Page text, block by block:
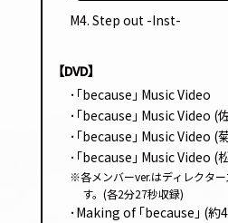
レーM4. Step out -Inst-
【DVD】
･｢because｣ Music Video
･｢because｣ Music Video (
･｢because｣ Music Video (
･｢because｣ Music Video (
※各メンバーver.はディレクタ
す。(各2分27秒収録)
･Making of ｢because｣ (約